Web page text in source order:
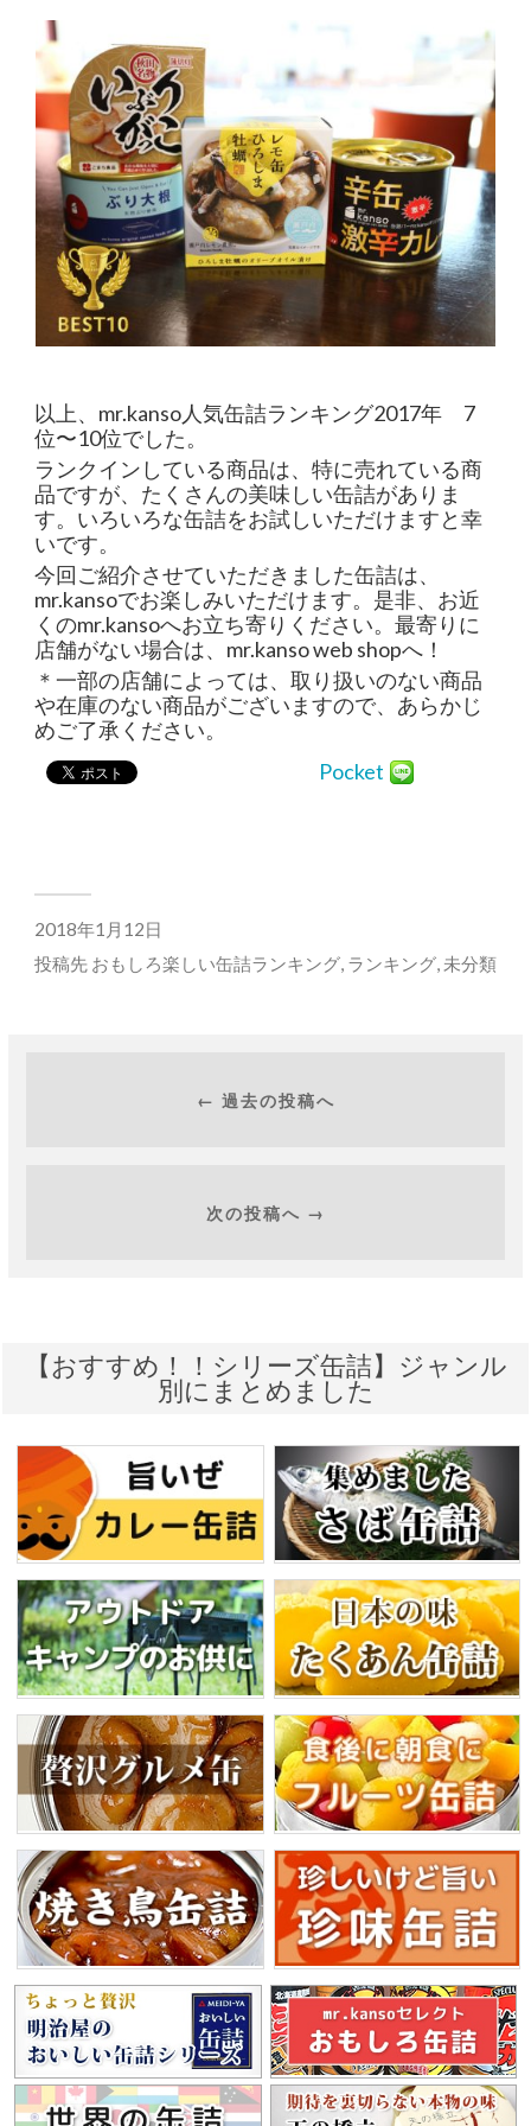
以上、mr.kanso人気缶詰ランキング2017年 7
位〜10位でした。
ランクインしている商品は、特に売れている商
品ですが、たくさんの美味しい缶詰がありま
す。いろいろな缶詰をお試しいただけますと幸
いです。
今回ご紹介させていただきました缶詰は、
mr.kansoでお楽しみいただけます。是非、お近
くのmr.kansoへお立ち寄りください。最寄りに
店舗がない場合は、mr.kanso web shopへ！
＊一部の店舗によっては、取り扱いのない商品
や在庫のない商品がございますので、あらかじ
めご了承ください。
Pocket
2018年1月12日
投稿先 おもしろ楽しい缶詰ランキング, ランキング, 未分類
← 過去の投稿へ
次の投稿へ →
【おすすめ！！シリーズ缶詰】ジャンル
別にまとめました